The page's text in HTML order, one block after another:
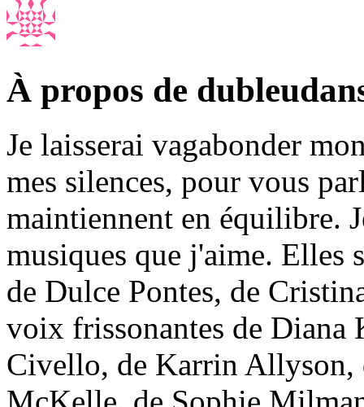
À propos de
Je laisserai vagabonder
mes silences, pour vous
maintiennent en équilibre.
musiques que j'aime. Elles
de Dulce Pontes, de
voix frissonantes de Diana
Civello, de Karrin Allyson,